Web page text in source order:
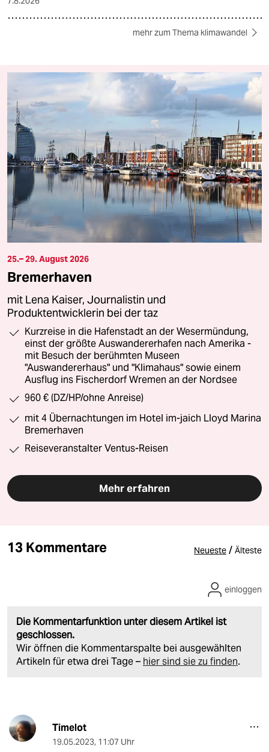
mehr zum Thema klimawandel
25.– 29. August 2026
Bremerhaven
mit Lena Kaiser, Journalistin und
Produktentwicklerin bei der taz
Kurzreise in die Hafenstadt an der Wesermündung,
einst der größte Auswandererhafen nach Amerika -
mit Besuch der berühmten Museen
"Auswandererhaus" und "Klimahaus" sowie einem
Ausflug ins Fischerdorf Wremen an der Nordsee
960 € (DZ/HP/ohne Anreise)
mit 4 Übernachtungen im Hotel im-jaich Lloyd Marina
Bremerhaven
Reiseveranstalter Ventus-Reisen
Mehr erfahren
13 Kommentare Neueste / Älteste
Die Kommentarfunktion unter diesem Artikel ist
geschlossen.
Wir öffnen die Kommentarspalte bei ausgewählten
Artikeln für etwa drei Tage – hier sind sie zu finden.
einloggen
Timelot
19.05.2023, 11:07 Uhr